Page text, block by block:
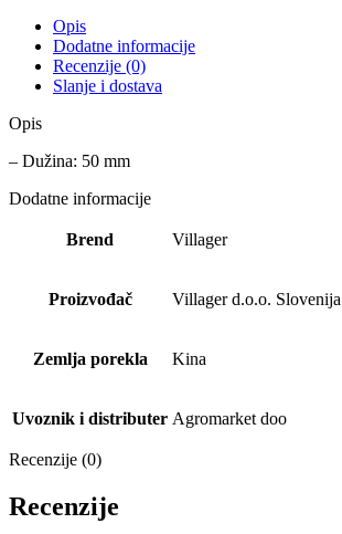
Opis
Dodatne informacije
Recenzije (0)
Slanje i dostava
Opis
– Dužina: 50 mm
Dodatne informacije
Brend Villager
Proizvođač Villager d.o.o. Slovenija
Zemlja porekla Kina
Uvoznik i distributer Agromarket doo
Recenzije (0)
Recenzije